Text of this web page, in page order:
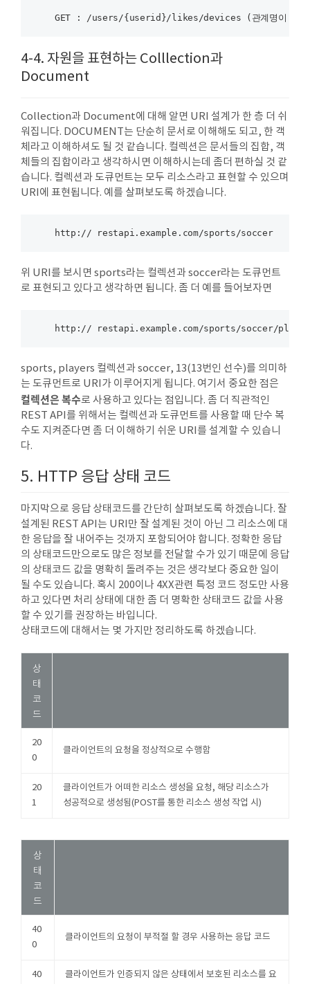
4-4. 자원을 표현하는 Colllection과
Document
Collection과 Document에 대해 알면 URI 설계가 한 층 더 쉬
워집니다. DOCUMENT는 단순히 문서로 이해해도 되고, 한 객
체라고 이해하셔도 될 것 같습니다. 컬렉션은 문서들의 집합, 객
체들의 집합이라고 생각하시면 이해하시는데 좀더 편하실 것 같
습니다. 컬렉션과 도큐먼트는 모두 리소스라고 표현할 수 있으며
URI에 표현됩니다. 예를 살펴보도록 하겠습니다.
    http:// restapi.example.com/sports/soccer
위 URI를 보시면 sports라는 컬렉션과 soccer라는 도큐먼트
로 표현되고 있다고 생각하면 됩니다. 좀 더 예를 들어보자면
sports, players 컬렉션과 soccer, 13(13번인 선수)를 의미하
는 도큐먼트로 URI가 이루어지게 됩니다. 여기서 중요한 점은
컬렉션은 복수로 사용하고 있다는 점입니다. 좀 더 직관적인
REST API를 위해서는 컬렉션과 도큐먼트를 사용할 때 단수 복
수도 지켜준다면 좀 더 이해하기 쉬운 URI를 설계할 수 있습니
다.
5. HTTP 응답 상태 코드
마지막으로 응답 상태코드를 간단히 살펴보도록 하겠습니다. 잘
설계된 REST API는 URI만 잘 설계된 것이 아닌 그 리소스에 대
한 응답을 잘 내어주는 것까지 포함되어야 합니다. 정확한 응답
의 상태코드만으로도 많은 정보를 전달할 수가 있기 때문에 응답
의 상태코드 값을 명확히 돌려주는 것은 생각보다 중요한 일이
될 수도 있습니다. 혹시 200이나 4XX관련 특정 코드 정도만 사용
하고 있다면 처리 상태에 대한 좀 더 명확한 상태코드 값을 사용
할 수 있기를 권장하는 바입니다.
상태코드에 대해서는 몇 가지만 정리하도록 하겠습니다.
상
태
코
드
20
0
클라이언트의 요청을 정상적으로 수행함
20
1
클라이언트가 어떠한 리소스 생성을 요청, 해당 리소스가
성공적으로 생성됨(POST를 통한 리소스 생성 작업 시)
상
태
코
드
40
0
클라이언트의 요청이 부적절 할 경우 사용하는 응답 코드
40
클라이언트가 인증되지 않은 상태에서 보호된 리소스를 요